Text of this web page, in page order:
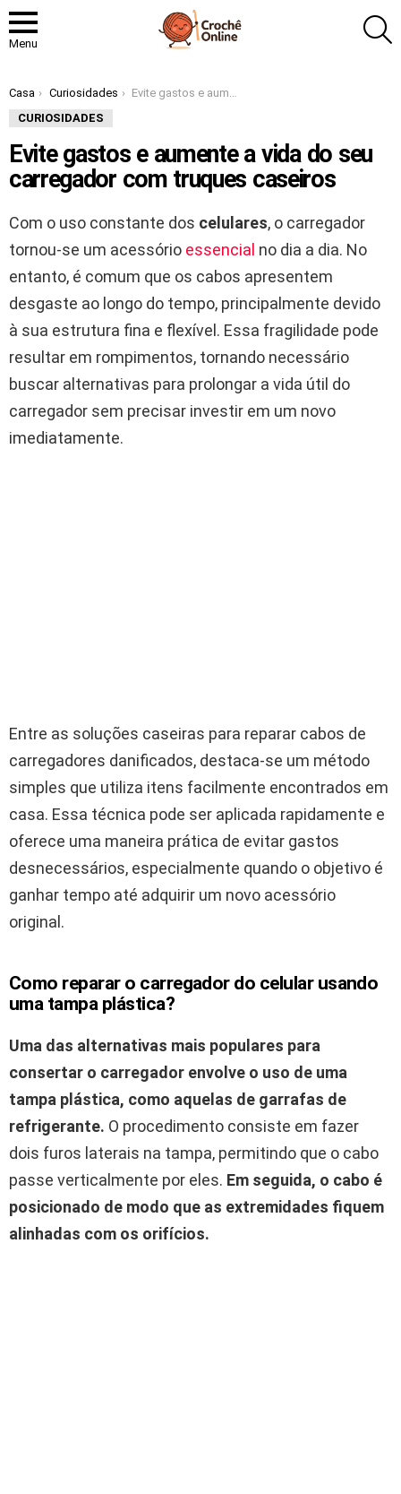
Menu
Você está aqui:
Casa Curiosidades
Evite gastos e aumente a vida do seu carregador com truques caseiros
CURIOSIDADES
Evite gastos e aumente a vida do seu
carregador com truques caseiros
Com o uso constante dos celulares, o carregador
tornou-se um acessório essencial no dia a dia. No
entanto, é comum que os cabos apresentem
desgaste ao longo do tempo, principalmente devido
à sua estrutura fina e flexível. Essa fragilidade pode
resultar em rompimentos, tornando necessário
buscar alternativas para prolongar a vida útil do
carregador sem precisar investir em um novo
imediatamente.
Entre as soluções caseiras para reparar cabos de
carregadores danificados, destaca-se um método
simples que utiliza itens facilmente encontrados em
casa. Essa técnica pode ser aplicada rapidamente e
oferece uma maneira prática de evitar gastos
desnecessários, especialmente quando o objetivo é
ganhar tempo até adquirir um novo acessório
original.
Como reparar o carregador do celular usando
uma tampa plástica?
Uma das alternativas mais populares para
consertar o carregador envolve o uso de uma
tampa plástica, como aquelas de garrafas de
refrigerante. O procedimento consiste em fazer
dois furos laterais na tampa, permitindo que o cabo
passe verticalmente por eles. Em seguida, o cabo é
posicionado de modo que as extremidades fiquem
alinhadas com os orifícios.